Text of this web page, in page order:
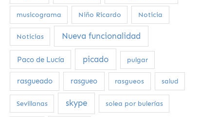
musicograma Niño Ricardo Noticia
Noticias Nueva funcionalidad
Paco de Lucía picado pulgar
rasgueado rasgueo rasgueos salud
Sevillanas skype solea por bulerías